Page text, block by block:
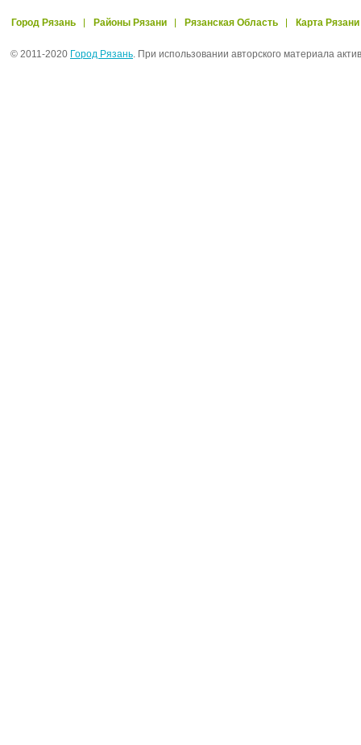
Город Рязань Районы Рязани Рязанская Область Карта Рязани
© 2011-2020 Город Рязань. При использовании авторского материала